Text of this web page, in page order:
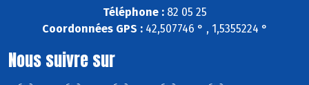
Téléphone :82 05 25
Coordonnées GPS :42,507746 ° , 1,5355224 °
Nous suivre sur